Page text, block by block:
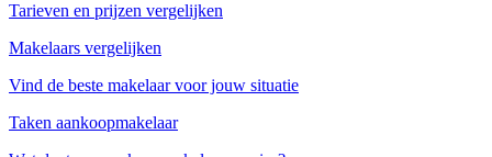
Tarieven en prijzen vergelijken
Makelaars vergelijken
Vind de beste makelaar voor jouw situatie
Taken aankoopmakelaar